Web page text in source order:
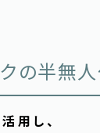
の半無
用し、